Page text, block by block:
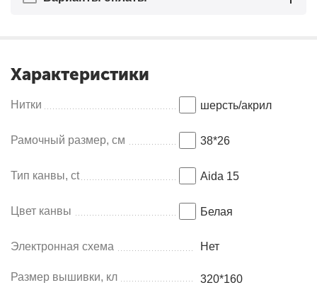
Характеристики
Нитки шерсть/акрил
Рамочный размер, см 38*26
Тип канвы, ct Aida 15
Цвет канвы Белая
Электронная схема Нет
Размер вышивки, кл 320*160